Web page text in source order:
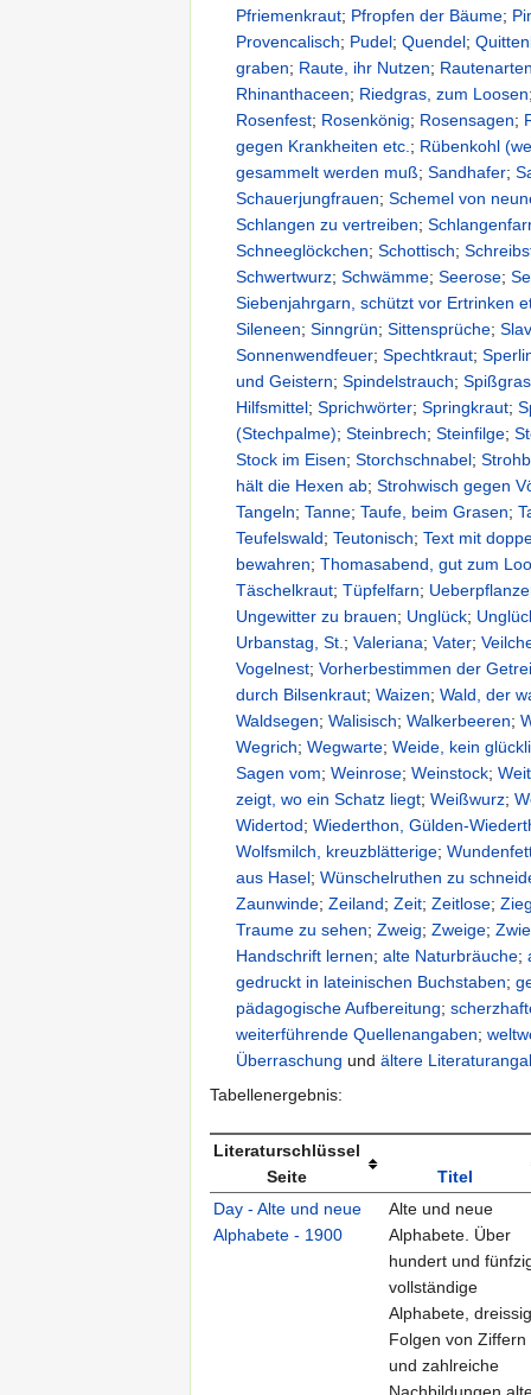
Pfriemenkraut; Pfropfen der Bäume;
Provencalisch; Pudel;Quendel;
graben; Raute, ihr Nutzen;
Rhinanthaceen; Riedgras, zum Loosen
Rosenfest; Rosenkönig; Rosensagen;
gegen Krankheiten etc. ; Rübenkohl
gesammelt werden muß;Sandhafer;
Schauerjungfrauen;Schemel von
Schlangen zu vertreiben;
Schneeglöckchen;Schottisch;
Schwertwurz;Schwämme;Seerose;
Siebenjahrgarn, schützt vor Ertrinken
Sileneen;Sinngrün;Sittensprüche;
Sonnenwendfeuer;Spechtkraut;
und Geistern;Spindelstrauch;Spißgras
Hilfsmittel;Sprichwörter;Springkraut;
(Stechpalme);Steinbrech;Steinfilge;
Stock im Eisen;Storchschnabel;
hält die Hexen ab;Strohwisch gegen
Tangeln;Tanne;Taufe, beim Grasen;
Teufelswald;Teutonisch;Text mit
bewahren;Thomasabend, gut zum
Täschelkraut;Tüpfelfarn;
Ungewitter zu brauen; Unglück;
Urbanstag, St. ;Valeriana;Vater;
Vogelnest;Vorherbestimmen der
durch Bilsenkraut;Waizen;Wald, der
Waldsegen;Walisisch;Walkerbeeren;
Wegrich;Wegwarte;Weide, kein
Sagen vom;Weinrose;Weinstock;
zeigt, wo ein Schatz liegt;Weißwurz;
Widertod;Wiederthon, Gülden-
Wolfsmilch, kreuzblätterige;
aus Hasel;Wünschelruthen zu
Zaunwinde;Zeiland;Zeit;Zeitlose;
Traume zu sehen;Zweig;Zweige;
Handschrift lernen;alte Naturbräuche;
gedruckt in lateinischen Buchstaben;
pädagogische Aufbereitung;
weiterführende Quellenangaben;
Überraschung undältere
Tabellenergebnis:
Literaturschlüssel
Seite
Titel
Day - Alte und neue
Alphabete - 1900
Alte und neue
Alphabete. Über
hundert und
vollständige
Alphabete, dreissig
Folgen von Ziffern
und zahlreiche
Nachbildungen